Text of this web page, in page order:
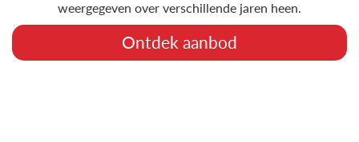
weergegeven over verschillende jaren heen.
Ontdek aanbod